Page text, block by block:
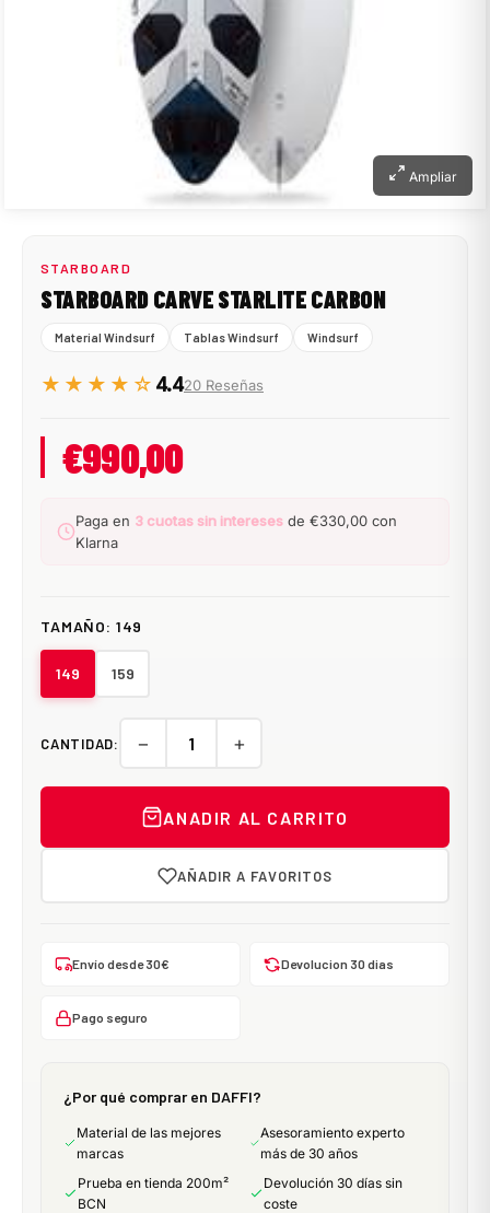
Ampliar
STARBOARD
STARBOARD CARVE STARLITE CARBON
Material Windsurf Tablas Windsurf Windsurf
★★★★☆ 4.420 Reseñas
€990,00
Paga en 3 cuotas sin intereses de €330,00 con
Klarna
TAMAÑO: 149
149 159
CANTIDAD: − +
ANADIR AL CARRITO
AÑADIR A FAVORITOS
Envío desde 30€ Devolucion 30 dias
Pago seguro
¿Por qué comprar en DAFFI?
Material de las mejores
marcas
Asesoramiento experto
más de 30 años
Prueba en tienda 200m²
BCN
Devolución 30 días sin
coste